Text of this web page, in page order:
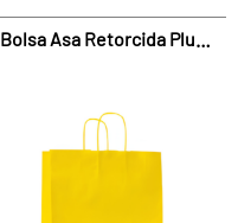
Bolsa Asa Retorcida Plus